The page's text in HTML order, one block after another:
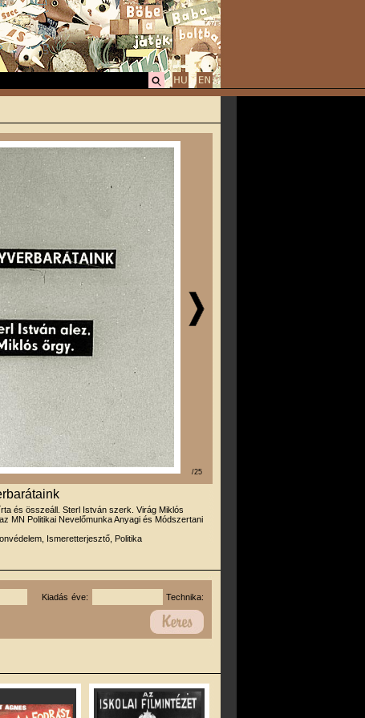
/25
írta és összeáll. Sterl István szerk. Virág Miklós
MN Politikai Nevelőmunka Anyagi és Módszertani
Ismeretterjesztő, Politika
Kiadás éve: Technika: